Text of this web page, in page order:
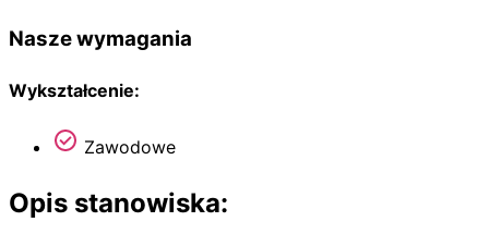
Nasze wymagania
Wykształcenie:
Zawodowe
Opis stanowiska: